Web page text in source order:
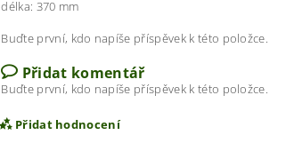
délka: 370 mm
Buďte první, kdo napíše příspěvek k této položce.
Přidat komentář
Buďte první, kdo napíše příspěvek k této položce.
Přidat hodnocení